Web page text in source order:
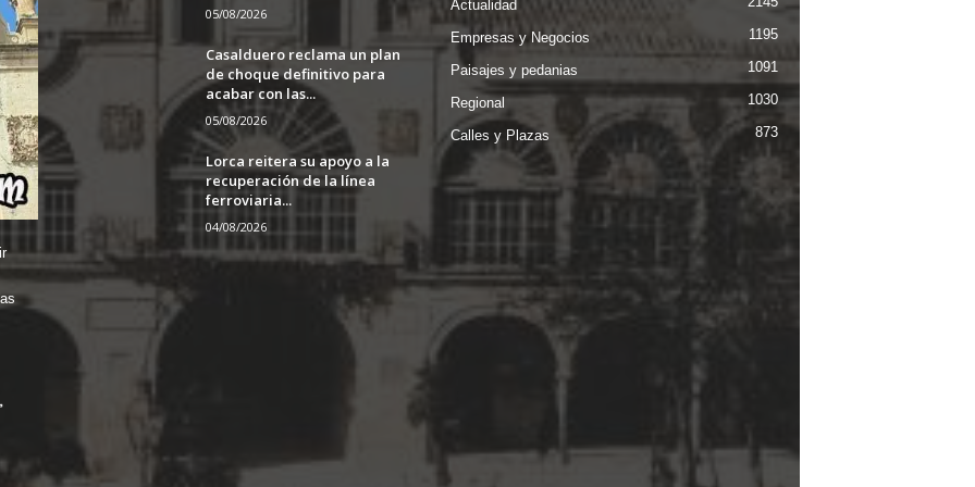
05/08/2026
Casalduero reclama un plan
de choque definitivo para
acabar con las...
05/08/2026
Lorca reitera su apoyo a la
recuperación de la línea
ferroviaria...
04/08/2026
Actualidad
Empresas y Negocios 1195
Paisajes y pedanias 1091
Regional 1030
Calles y Plazas 873